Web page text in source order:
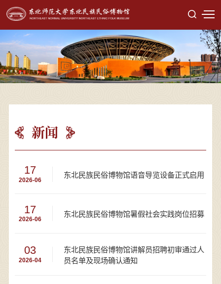
新闻
17
2026-06
东北民族民俗博物馆语音导览设备正式启用
17
2026-06
东北民族民俗博物馆暑假社会实践岗位招募
03
2026-04
东北民族民俗博物馆讲解员招聘初审通过人
员名单及现场确认通知